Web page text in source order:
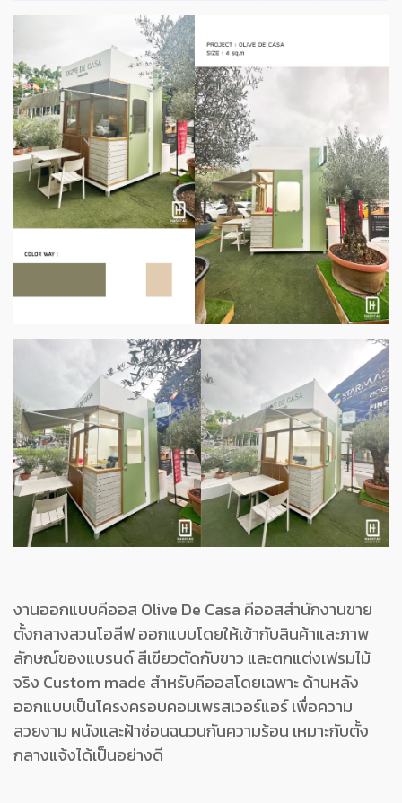
งานออกแบบคีออส Olive De Casa คีออสสำนักงานขาย
ตั้งกลางสวนโอลีฟ ออกแบบโดยให้เข้ากับสินค้าและภาพ
ลักษณ์ของแบรนด์ สีเขียวตัดกับขาว และตกแต่งเฟรมไม้
จริง Custom made สำหรับคีออสโดยเฉพาะ ด้านหลัง
ออกแบบเป็นโครงครอบคอมเพรสเวอร์แอร์ เพื่อความ
สวยงาม ผนังและฝ้าซ่อนฉนวนกันความร้อน เหมาะกับตั้ง
กลางแจ้งได้เป็นอย่างดี